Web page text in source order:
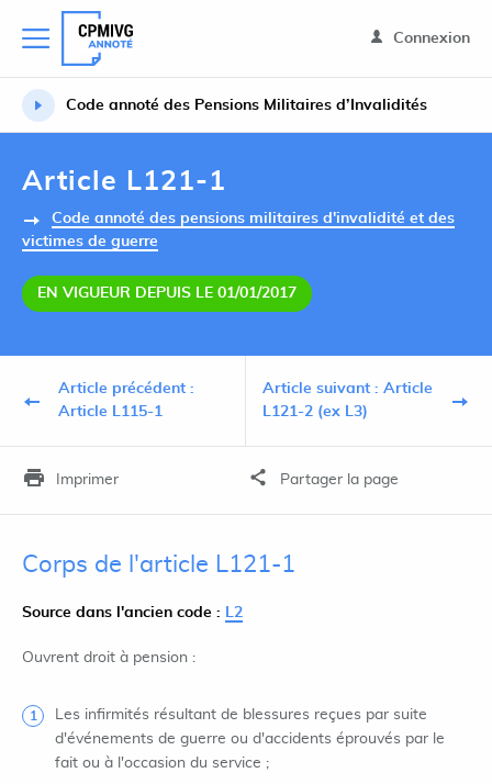
Connexion
Code annoté des Pensions Militaires d’Invalidités
Article L121-1
Code annoté des pensions militaires d'invalidité et des
victimes de guerre
EN VIGUEUR DEPUIS LE 01/01/2017
Article précédent :
Article L115-1
Article suivant : Article
L121-2 (ex L3)
Imprimer Partager la page
Corps de l'article L121-1
Source dans l'ancien code : L2
Ouvrent droit à pension :
Les infirmités résultant de blessures reçues par suite
d'événements de guerre ou d'accidents éprouvés par le
fait ou à l'occasion du service ;